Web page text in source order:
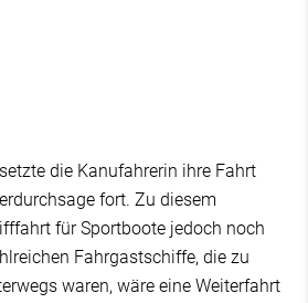
die Kanufahrerin ihre Fahrt
fort. Zu diesem
für Sportboote jedoch noch
Fahrgastschiffe, die zu
waren, wäre eine Weiterfahrt